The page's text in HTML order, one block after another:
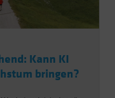
Kann KI
bringen?